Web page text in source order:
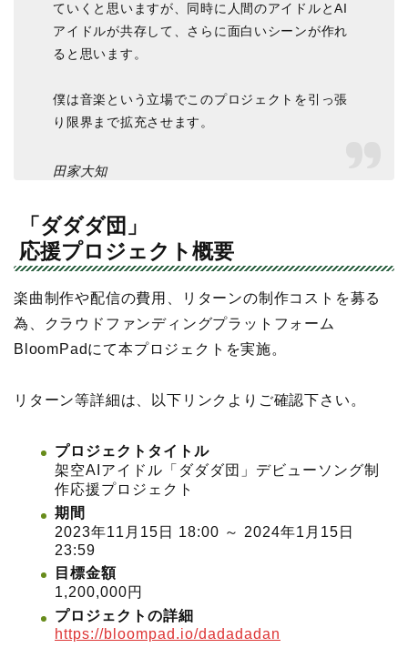
ていくと思いますが、同時に人間のアイドルとAI
アイドルが共存して、さらに面白いシーンが作れ
ると思います。
僕は音楽という立場でこのプロジェクトを引っ張
り限界まで拡充させます。
田家大知
「ダダダ団」
応援プロジェクト概要
楽曲制作や配信の費用、リターンの制作コストを募る
為、クラウドファンディングプラットフォーム
BloomPadにて本プロジェクトを実施。
リターン等詳細は、以下リンクよりご確認下さい。
プロジェクトタイトル
架空AIアイドル「ダダダ団」デビューソング制
作応援プロジェクト
期間
2023年11月15日 18:00 ～ 2024年1月15日
23:59
目標金額
1,200,000円
プロジェクトの詳細
https://bloompad.io/dadadadan